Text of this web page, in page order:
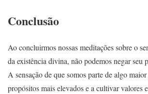
Conclusão
Ao concluirmos nossas meditações sobre o
da existência divina, não podemos negar seu
A sensação de que somos parte de algo
propósitos mais elevados e a cultivar valores